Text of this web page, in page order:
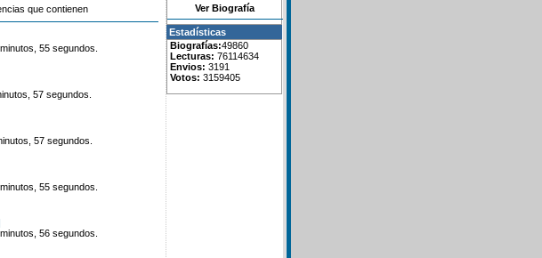
que contienen
55 segundos.
57 segundos.
57 segundos.
55 segundos.
56 segundos.
Ver Biografía
Estadísticas
Biografías:49860
Lecturas: 76114634
Envios: 3191
Votos: 3159405